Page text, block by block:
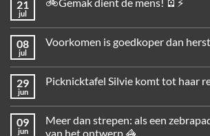
21
jul
08
jul
Voorkomen is goedkoper dan
29
jun
Picknicktafel Silvie komt tot haar
09
jun
Meer dan strepen: als een
van het ontwerp 🦓.